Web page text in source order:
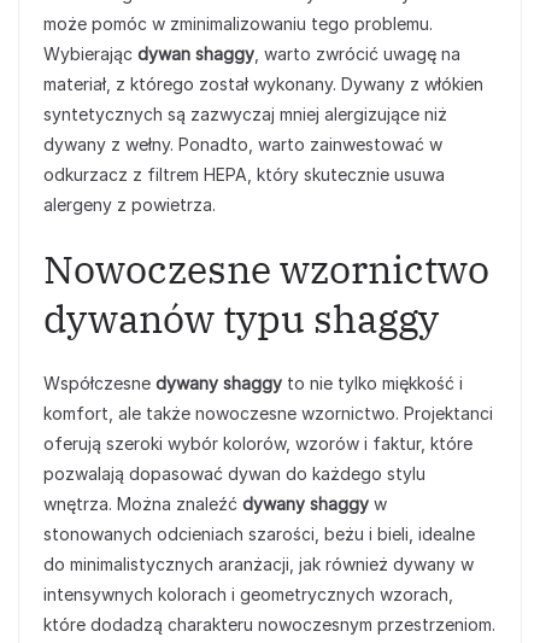
może pomóc w zminimalizowaniu tego problemu.
Wybierając dywan shaggy , warto zwrócić uwagę na
materiał, z którego został wykonany. Dywany z włókien
syntetycznych są zazwyczaj mniej alergizujące niż
dywany z wełny. Ponadto, warto zainwestować w
odkurzacz z filtrem HEPA, który skutecznie usuwa
alergeny z powietrza.
Nowoczesne wzornictwo
dywanów typu shaggy
Współczesne dywany shaggy to nie tylko miękkość i
komfort, ale także nowoczesne wzornictwo. Projektanci
oferują szeroki wybór kolorów, wzorów i faktur, które
pozwalają dopasować dywan do każdego stylu
wnętrza. Można znaleźć dywany shaggy w
stonowanych odcieniach szarości, beżu i bieli, idealne
do minimalistycznych aranżacji, jak również dywany w
intensywnych kolorach i geometrycznych wzorach,
które dodadzą charakteru nowoczesnym przestrzeniom.